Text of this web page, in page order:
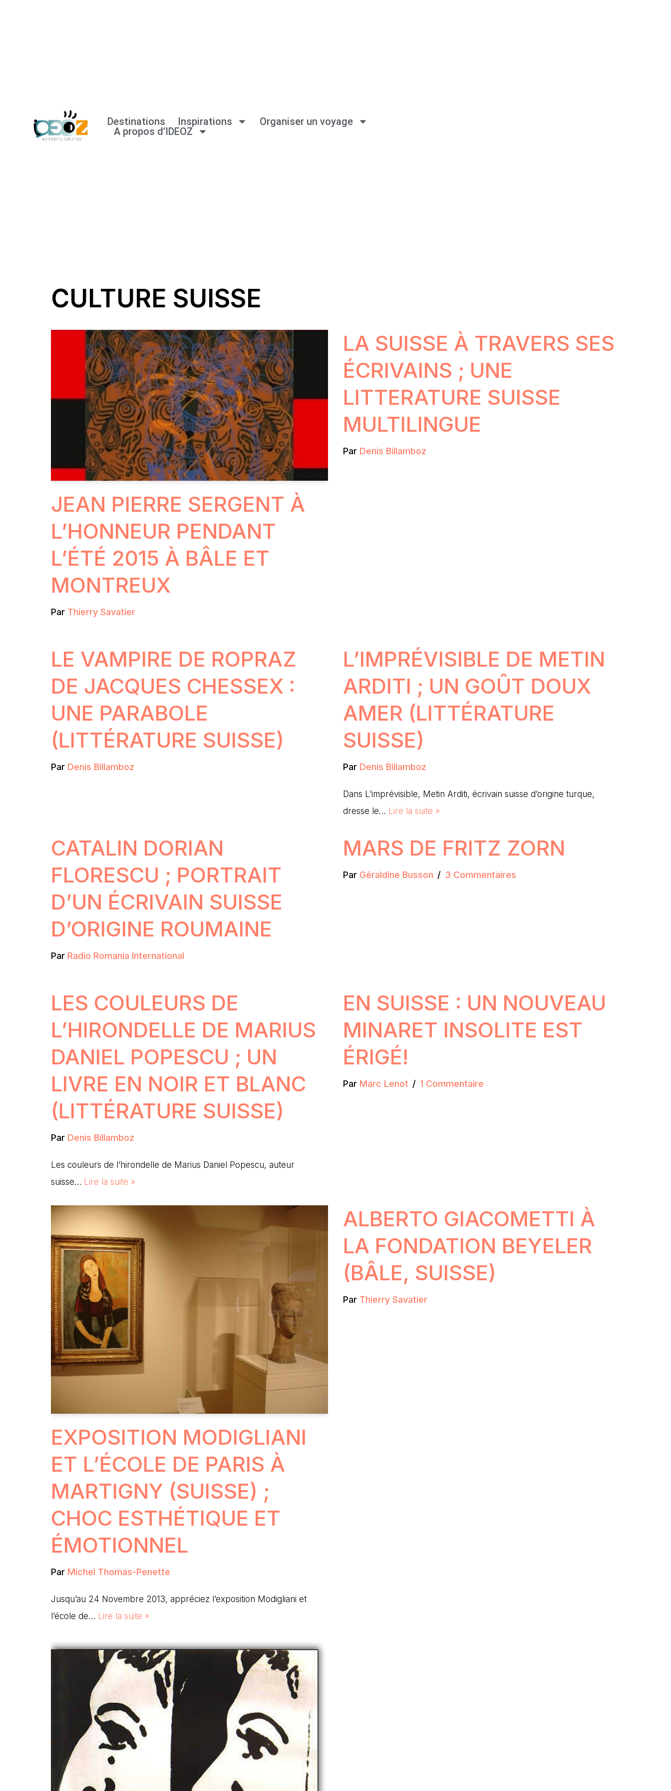
Destinations Inspirations
Organiser un voyage
A propos d’IDEOZ
CULTURE SUISSE
JEAN PIERRE SERGENT À
L’HONNEUR PENDANT
L’ÉTÉ 2015 À BÂLE ET
MONTREUX
Par Thierry Savatier
LA SUISSE À TRAVERS SES
ÉCRIVAINS ; UNE
LITTERATURE SUISSE
MULTILINGUE
Par Denis Billamboz
LE VAMPIRE DE ROPRAZ
DE JACQUES CHESSEX :
UNE PARABOLE
(LITTÉRATURE SUISSE)
Par Denis Billamboz
L’IMPRÉVISIBLE DE METIN
ARDITI ; UN GOÛT DOUX
AMER (LITTÉRATURE
SUISSE)
Par Denis Billamboz
Dans L’imprévisible, Metin Arditi, écrivain suisse d’origine turque,
dresse le… Lire la suite »
CATALIN DORIAN
FLORESCU ; PORTRAIT
D’UN ÉCRIVAIN SUISSE
D’ORIGINE ROUMAINE
Par Radio Romania International
MARS DE FRITZ ZORN
Par Géraldine Busson 3 Commentaires
LES COULEURS DE
L’HIRONDELLE DE MARIUS
DANIEL POPESCU ; UN
LIVRE EN NOIR ET BLANC
(LITTÉRATURE SUISSE)
Par Denis Billamboz
Les couleurs de l’hirondelle de Marius Daniel Popescu, auteur
suisse… Lire la suite »
EN SUISSE : UN NOUVEAU
MINARET INSOLITE EST
ÉRIGÉ!
Par Marc Lenot 1 Commentaire
EXPOSITION MODIGLIANI
ET L’ÉCOLE DE PARIS À
MARTIGNY (SUISSE) ;
CHOC ESTHÉTIQUE ET
ÉMOTIONNEL
Par Michel Thomas-Penette
Jusqu’au 24 Novembre 2013, appréciez l’exposition Modigliani et
l’école de… Lire la suite »
ALBERTO GIACOMETTI À
LA FONDATION BEYELER
(BÂLE, SUISSE)
Par Thierry Savatier